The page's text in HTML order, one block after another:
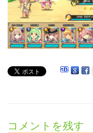
コメントを残す